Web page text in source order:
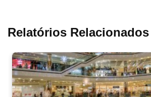
Relatórios Relacionados